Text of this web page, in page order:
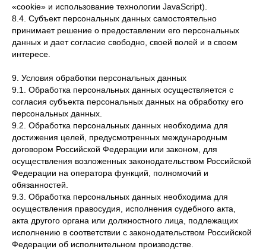
«cookie» и использование технологии JavaScript).
8.4. Субъект персональных данных самостоятельно
принимает решение о предоставлении его персональных
данных и дает согласие свободно, своей волей и в своем
интересе.
9. Условия обработки персональных данных
9.1. Обработка персональных данных осуществляется с
согласия субъекта персональных данных на обработку его
персональных данных.
9.2. Обработка персональных данных необходима для
достижения целей, предусмотренных международным
договором Российской Федерации или законом, для
осуществления возложенных законодательством Российской
Федерации на оператора функций, полномочий и
обязанностей.
9.3. Обработка персональных данных необходима для
осуществления правосудия, исполнения судебного акта,
акта другого органа или должностного лица, подлежащих
исполнению в соответствии с законодательством Российской
Федерации об исполнительном производстве.